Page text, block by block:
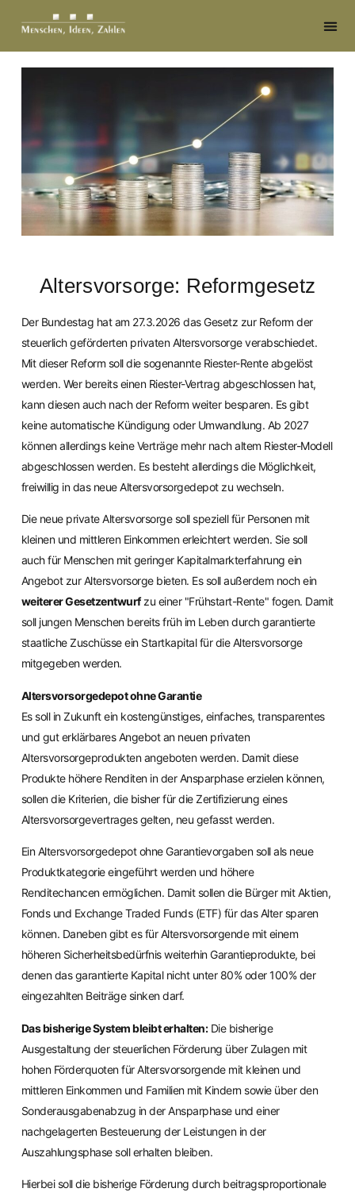
Altersvorsorge: Reformgesetz
Der Bundestag hat am 27.3.2026 das Gesetz zur Reform der
steuerlich geförderten privaten Altersvorsorge verabschiedet.
Mit dieser Reform soll die sogenannte Riester-Rente abgelöst
werden. Wer bereits einen Riester-Vertrag abgeschlossen hat,
kann diesen auch nach der Reform weiter besparen. Es gibt
keine automatische Kündigung oder Umwandlung. Ab 2027
können allerdings keine Verträge mehr nach altem Riester-Modell
abgeschlossen werden. Es besteht allerdings die Möglichkeit,
freiwillig in das neue Altersvorsorgedepot zu wechseln.
Die neue private Altersvorsorge soll speziell für Personen mit
kleinen und mittleren Einkommen erleichtert werden. Sie soll
auch für Menschen mit geringer Kapitalmarkterfahrung ein
Angebot zur Altersvorsorge bieten. Es soll außerdem noch ein
weiterer Gesetzentwurfzu einer "Frühstart-Rente" fogen. Damit
soll jungen Menschen bereits früh im Leben durch garantierte
staatliche Zuschüsse ein Startkapital für die Altersvorsorge
mitgegeben werden.
Altersvorsorgedepot ohne Garantie
Es soll in Zukunft ein kostengünstiges, einfaches, transparentes
und gut erklärbares Angebot an neuen privaten
Altersvorsorgeprodukten angeboten werden. Damit diese
Produkte höhere Renditen in der Ansparphase erzielen können,
sollen die Kriterien, die bisher für die Zertifizierung eines
Altersvorsorgevertrages gelten, neu gefasst werden.
Ein Altersvorsorgedepot ohne Garantievorgaben soll als neue
Produktkategorie eingeführt werden und höhere
Renditechancen ermöglichen. Damit sollen die Bürger mit Aktien,
Fonds und Exchange Traded Funds (ETF) für das Alter sparen
können. Daneben gibt es für Altersvorsorgende mit einem
höheren Sicherheitsbedürfnis weiterhin Garantieprodukte, bei
denen das garantierte Kapital nicht unter 80% oder 100% der
eingezahlten Beiträge sinken darf.
Das bisherige System bleibt erhalten:Die bisherige
Ausgestaltung der steuerlichen Förderung über Zulagen mit
hohen Förderquoten für Altersvorsorgende mit kleinen und
mittleren Einkommen und Familien mit Kindern sowie über den
Sonderausgabenabzug in der Ansparphase und einer
nachgelagerten Besteuerung der Leistungen in der
Auszahlungsphase soll erhalten bleiben.
Hierbei soll die bisherige Förderung durch beitragsproportionale